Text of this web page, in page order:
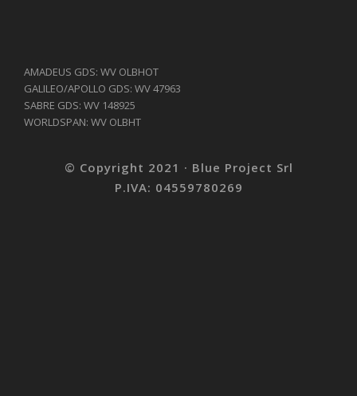
AMADEUS GDS: WV OLBHOT
GALILEO/APOLLO GDS: WV 47963
SABRE GDS: WV 148925
WORLDSPAN: WV OLBHT
© Copyright 2021 · Blue Project Srl
P.IVA: 04559780269